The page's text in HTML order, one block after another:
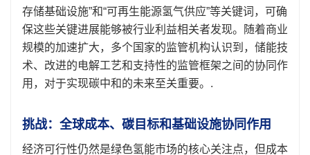
存储基础设施”和“可再生能源氢气供应”等关键词，可确
保这些关键进展能够被行业利益相关者发现。随着商业
规模的加速扩大，多个国家的监管机构认识到，储能技
术、改进的电解工艺和支持性的监管框架之间的协同作
用，对于实现碳中和的未来至关重要。.
挑战：全球成本、碳目标和基础设施协同作用
经济可行性仍然是绿色氢能市场的核心关注点，但成本